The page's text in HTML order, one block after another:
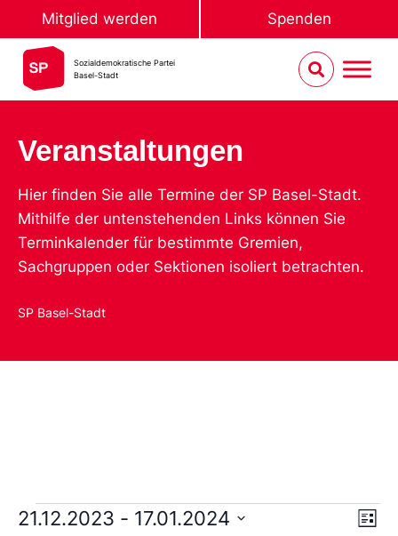
Mitglied werden Spenden
Sozialdemokratische Partei
Basel-Stadt
Veranstaltungen
Hier finden Sie alle Termine der SP Basel-Stadt.
Mithilfe der untenstehenden Links können Sie
Terminkalender für bestimmte Gremien,
Sachgruppen oder Sektionen isoliert betrachten.
SP Basel-Stadt
Liste
21.12.2023 - 17.01.2024